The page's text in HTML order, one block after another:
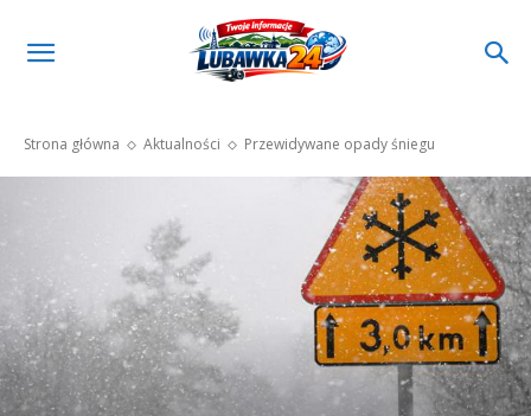
Strona główna Aktualności Przewidywane opady śniegu